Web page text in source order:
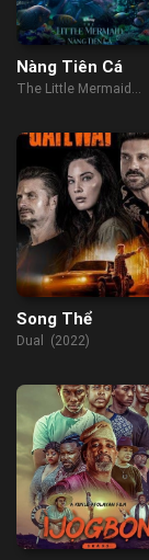
Nàng Tiên Cá
The Little Mermaid
Song Thể
Dual (2022)